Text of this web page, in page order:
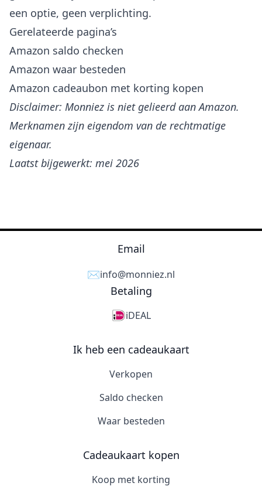
een optie, geen verplichting.
Gerelateerde pagina’s
Amazon saldo checken
Amazon waar besteden
Amazon cadeaubon met korting kopen
Disclaimer: Monniez is niet gelieerd aan Amazon.
Merknamen zijn eigendom van de rechtmatige
eigenaar.
Laatst bijgewerkt: mei 2026
Email
✉️info@monniez.nl
Betaling
iDEAL
Ik heb een cadeaukaart
Verkopen
Saldo checken
Waar besteden
Cadeaukaart kopen
Koop met korting